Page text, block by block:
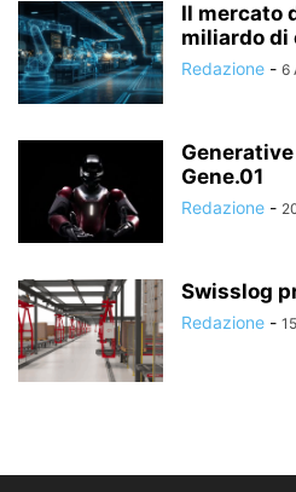
Il mercato
miliardo di
Redazione - 6
Gene.01
Redazione -
Swisslog
Redazione -